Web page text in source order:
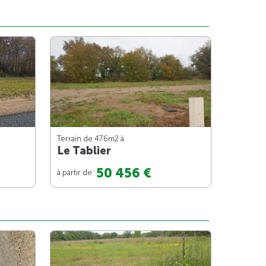
Terrain de 476m2 à
Le Tablier
à partir de 50 456 €